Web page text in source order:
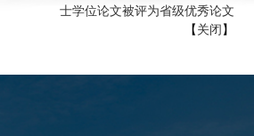
士学位论文被评为省级优秀论文
【关闭】